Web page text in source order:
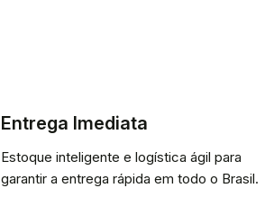
Entrega Imediata
Estoque inteligente e logística ágil para
garantir a entrega rápida em todo o Brasil.